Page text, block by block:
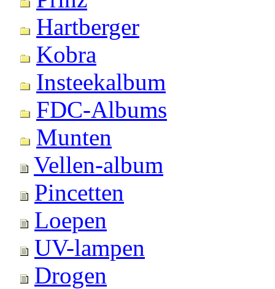
Hartberger
Kobra
Insteekalbum
FDC-Albums
Munten
Vellen-album
Pincetten
Loepen
UV-lampen
Drogen